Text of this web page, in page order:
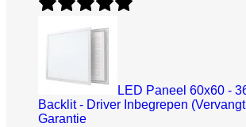
LED Paneel 60x60 -
Backlit - Driver Inbegrepen
Garantie